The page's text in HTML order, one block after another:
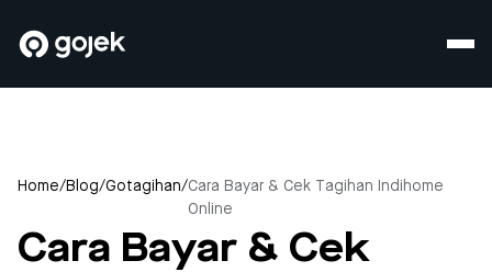
Home/Blog/Gotagihan/Cara Bayar & Cek Tagihan Indihome
Online
Cara Bayar & Cek